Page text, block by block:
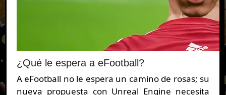
¿Qué le espera a eFootball?
A eFootball no le espera un camino de rosas; su
nueva propuesta con Unreal Engine necesita